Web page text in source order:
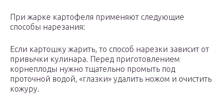
При жарке картофеля применяют следующие
способы нарезания:
Если картошку жарить, то способ нарезки зависит от
привычки кулинара. Перед приготовлением
корнеплоды нужно тщательно промыть под
проточной водой, «глазки» удалить ножом и очистить
кожуру.